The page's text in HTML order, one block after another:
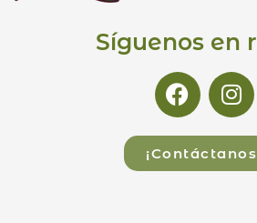
Síguenos en